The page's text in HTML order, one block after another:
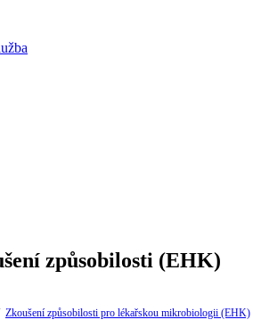
způsobilosti (EHK)
Zkoušení způsobilosti pro lékařskou mikrobiologii (EHK)